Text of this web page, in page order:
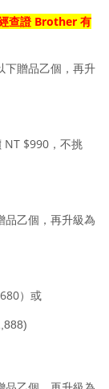
查證 Brother 有
下贈品乙個，再升
NT $990，不挑
乙個，再升級為
）或